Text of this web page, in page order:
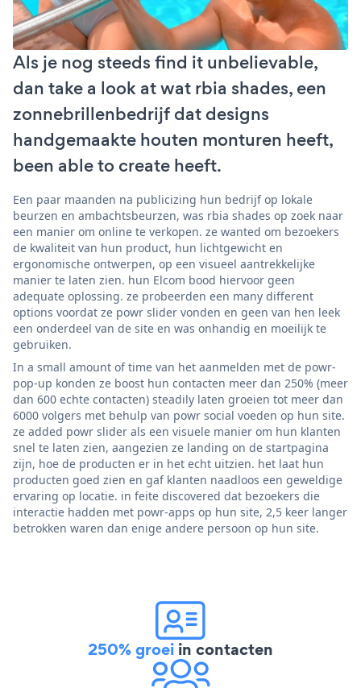
Als je nog steeds find it unbelievable,
dan take a look at wat rbia shades, een
zonnebrillenbedrijf dat designs
handgemaakte houten monturen heeft,
been able to create heeft.
Een paar maanden na publicizing hun bedrijf op lokale
beurzen en ambachtsbeurzen, was rbia shades op zoek naar
een manier om online te verkopen. ze wanted om bezoekers
de kwaliteit van hun product, hun lichtgewicht en
ergonomische ontwerpen, op een visueel aantrekkelijke
manier te laten zien. hun Elcom bood hiervoor geen
adequate oplossing. ze probeerden een many different
options voordat ze powr slider vonden en geen van hen leek
een onderdeel van de site en was onhandig en moeilijk te
gebruiken.
In a small amount of time van het aanmelden met de powr-
pop-up konden ze boost hun contacten meer dan 250% (meer
dan 600 echte contacten) steadily laten groeien tot meer dan
6000 volgers met behulp van powr social voeden op hun site.
ze added powr slider als een visuele manier om hun klanten
snel te laten zien, aangezien ze landing on de startpagina
zijn, hoe de producten er in het echt uitzien. het laat hun
producten goed zien en gaf klanten naadloos een geweldige
ervaring op locatie. in feite discovered dat bezoekers die
interactie hadden met powr-apps op hun site, 2,5 keer langer
betrokken waren dan enige andere persoon op hun site.
250% groei in contacten